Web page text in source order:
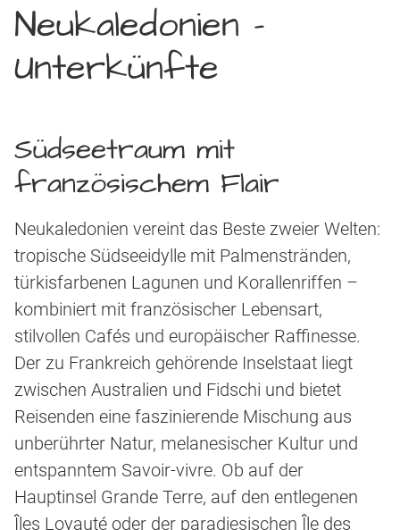
Neukaledonien –
Unterkünfte
Südseetraum mit
französischem Flair
Neukaledonien vereint das Beste zweier Welten:
tropische Südseeidylle mit Palmenstränden,
türkisfarbenen Lagunen und Korallenriffen –
kombiniert mit französischer Lebensart,
stilvollen Cafés und europäischer Raffinesse.
Der zu Frankreich gehörende Inselstaat liegt
zwischen Australien und Fidschi und bietet
Reisenden eine faszinierende Mischung aus
unberührter Natur, melanesischer Kultur und
entspanntem Savoir-vivre. Ob auf der
Hauptinsel Grande Terre, auf den entlegenen
Îles Loyauté oder der paradiesischen Île des